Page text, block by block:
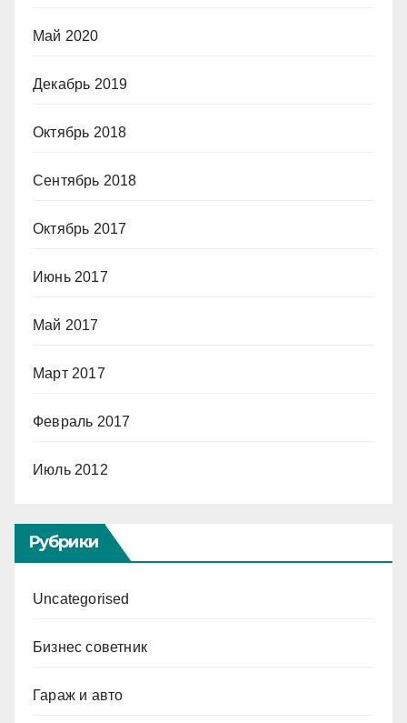
Май 2020
Декабрь 2019
Октябрь 2018
Сентябрь 2018
Октябрь 2017
Июнь 2017
Май 2017
Март 2017
Февраль 2017
Июль 2012
Рубрики
Uncategorised
Бизнес советник
Гараж и авто